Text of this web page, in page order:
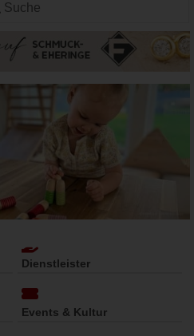
Suche
Dienstleister
Events & Kultur